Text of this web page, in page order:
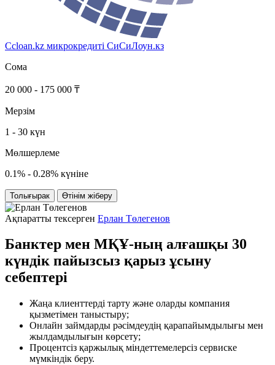
Ccloan.kz микрокредиті СиСиЛоун.кз
Сома
20 000 - 175 000 ₸
Мерзім
1 - 30 күн
Мөлшерлеме
0.1% - 0.28% күніне
Толығырак Өтінім жіберу
Ақпаратты тексерген Ерлан Төлегенов
Банктер мен МҚҰ-ның алғашқы 30
күндік пайызсыз қарыз ұсыну
себептері
Жаңа клиенттерді тарту және оларды компания
қызметімен таныстыру;
Онлайн займдарды рәсімдеудің қарапайымдылығы мен
жылдамдылығын көрсету;
Процентсіз қаржылық міндеттемелерсіз сервиске
мүмкіндік беру.